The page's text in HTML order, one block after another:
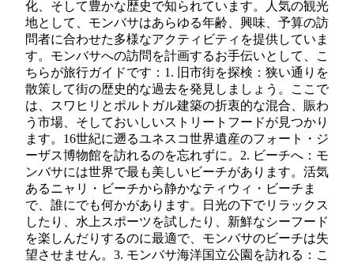
化、そして豊かな歴史で知られています。人気の観光
地として、モンバサはあらゆる年齢、興味、予算の訪
問者に合わせた多様なアクティビティを提供していま
す。モンバサへの訪問を計画するお手伝いとして、こ
ちらが旅行ガイドです：1. 旧市街を探検：狭い通りを
散策して街の歴史的な過去を発見しましょう。ここで
は、スワヒリとポルトガル建築の折衷的な混合、賑わ
う市場、そしておいしいストリートフードが見つかり
ます。16世紀に遡るユネスコ世界遺産のフォート・ジ
ーザス博物館を訪れるのを忘れずに。2. ビーチへ：モ
ンバサには世界で最も美しいビーチがあります。活気
あるニャリ・ビーチから静かなティウィ・ビーチま
で、誰にでも何かがあります。日光の下でリラックス
したり、水上スポーツを試したり、新鮮なシーフード
を楽しんだりするのに最適で、モンバサのビーチは失
望させません。3. モンバサ海洋国立公園を訪れる：こ